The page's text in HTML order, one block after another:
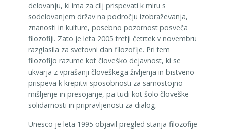
delovanju, ki ima za cilj prispevati k miru s
sodelovanjem držav na področju izobraževanja,
zna­nosti in kulture, posebno pozornost posveča
filozofiji. Zato je leta 2005 tretji četrtek v novembru
razglasila za svetovni dan filozofije. Pri tem
filozofijo razume kot človeško dejavnost, ki se
ukvarja z vprašanji človeškega življenja in bistveno
prispeva k krepitvi sposobnosti za samostojno
mišljenje in presojanje, pa tudi kot šolo človeške
solidarnosti in pripravljenosti za dialog.
Unesco je leta 1995 objavil pregled stanja filozofije